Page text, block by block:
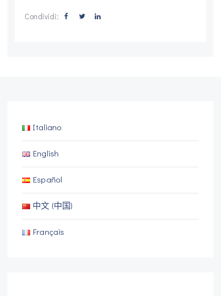
Condividi:
Italiano
English
Español
中文 (中国)
Français